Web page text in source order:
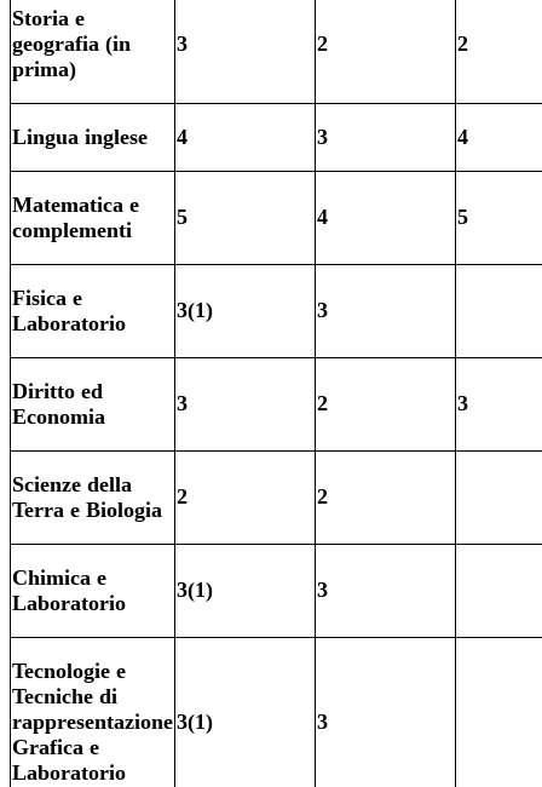
Storia e
geografia (in
prima)
3 2 2
Lingua inglese 4 3 4
Matematica e
complementi
5 4 5
Fisica e
Laboratorio
3(1) 3
Diritto ed
Economia
3 2 3
Scienze della
Terra e Biologia
2 2
Chimica e
Laboratorio
3(1) 3
Tecnologie e
Tecniche di
rappresentazione
Grafica e
Laboratorio
3(1) 3